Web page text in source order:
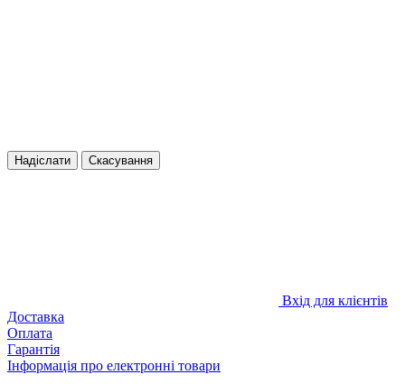
Надіслати Скасування
Вхід для клієнтів
Доставка
Оплата
Гарантія
Інформація про електронні товари